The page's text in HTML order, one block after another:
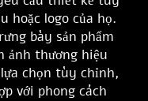
hoặc logo của họ.
bày sản phẩm
ảnh thương hiệu
chọn tùy chỉnh,
với phong cách